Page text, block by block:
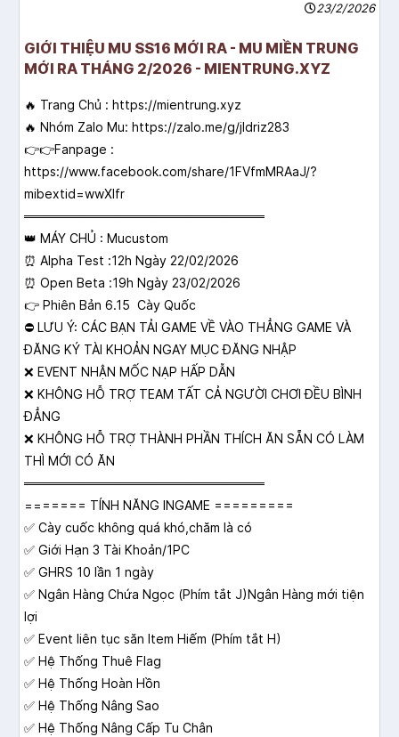
23/2/2026
GIỚI THIỆU MU SS16 MỚI RA - MU MIỀN TRUNG
MỚI RA THÁNG 2/2026 - MIENTRUNG.XYZ
🔥 Trang Chủ : https://mientrung.xyz
🔥 Nhóm Zalo Mu: https://zalo.me/g/jldriz283
👉👉Fanpage :
https://www.facebook.com/share/1FVfmMRAaJ/?
mibextid=wwXIfr
═══════════════════════════
👑 MÁY CHỦ : Mucustom
⏰ Alpha Test :12h Ngày 22/02/2026
⏰ Open Beta :19h Ngày 23/02/2026
👉 Phiên Bản 6.15 Cày Quốc
⛔ LƯU Ý: CÁC BẠN TẢI GAME VỀ VÀO THẲNG GAME VÀ
ĐĂNG KÝ TÀI KHOẢN NGAY MỤC ĐĂNG NHẬP
❌ EVENT NHẬN MỐC NẠP HẤP DẪN
❌ KHÔNG HỖ TRỢ TEAM TẤT CẢ NGƯỜI CHƠI ĐỀU BÌNH
ĐẲNG
❌ KHÔNG HỖ TRỢ THÀNH PHẦN THÍCH ĂN SẴN CÓ LÀM
THÌ MỚI CÓ ĂN
═══════════════════════════
======= TÍNH NĂNG INGAME =========
✅ Cày cuốc không quá khó,chăm là có
✅ Giới Hạn 3 Tài Khoản/1PC
✅ GHRS 10 lần 1 ngày
✅ Ngân Hàng Chứa Ngọc (Phím tắt J)Ngân Hàng mới tiện
lợi
✅ Event liên tục săn Item Hiếm (Phím tắt H)
✅ Hệ Thống Thuê Flag
✅ Hệ Thống Hoàn Hồn
✅ Hệ Thống Nâng Sao
✅ Hệ Thống Nâng Cấp Tu Chân